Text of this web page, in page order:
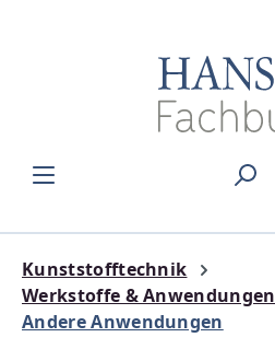
Kunststofftechnik
Werkstoffe & Anwendungen
Andere Anwendungen